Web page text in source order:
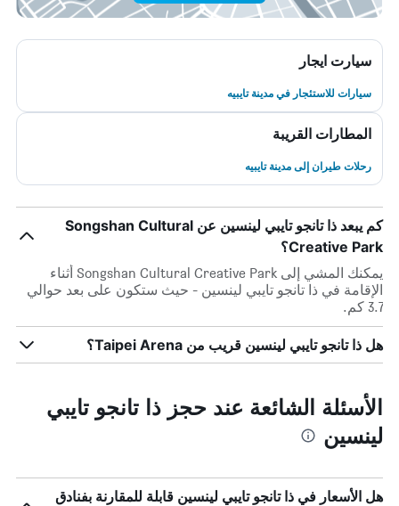
سيارت ايجار
سيارات للاستئجار في مدينة تايبيه
المطارات القريبة
رحلات طيران إلى مدينة تايبيه
كم يبعد ذا تانجو تايبي لينسين عن Songshan Cultural
Creative Park؟
يمكنك المشي إلى Songshan Cultural Creative Park أثناء
الإقامة في ذا تانجو تايبي لينسين - حيث ستكون على بعد حوالي
3.7 كم.
هل ذا تانجو تايبي لينسين قريب من Taipei Arena؟
الأسئلة الشائعة عند حجز ذا تانجو تايبي
لينسين
هل الأسعار في ذا تانجو تايبي لينسين قابلة للمقارنة بفنادق